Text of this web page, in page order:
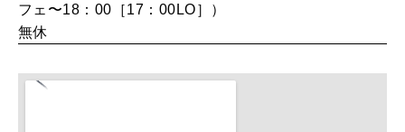
2026年9月号「北海道 おいしく遊ぶ、夏のご褒美旅。」
2026年8月号『お茶の時間です。』
フェ〜18：00［17：00LO］）
無休